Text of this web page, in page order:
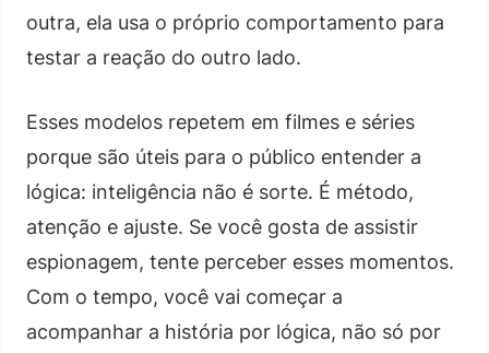
outra, ela usa o próprio comportamento para
testar a reação do outro lado.
Esses modelos repetem em filmes e séries
porque são úteis para o público entender a
lógica: inteligência não é sorte. É método,
atenção e ajuste. Se você gosta de assistir
espionagem, tente perceber esses momentos.
Com o tempo, você vai começar a
acompanhar a história por lógica, não só por